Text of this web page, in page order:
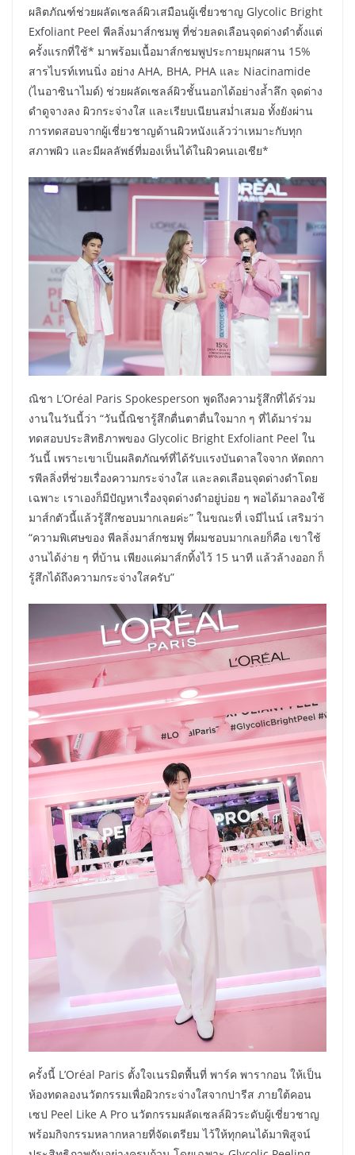
ผลิตภัณฑ์ช่วยผลัดเซลล์ผิวเสมือนผู้เชี่ยวชาญ Glycolic Bright
Exfoliant Peel พีลลิ่งมาส์กชมพู ที่ช่วยลดเลือนจุดด่างดำตั้งแต่
ครั้งแรกที่ใช้* มาพร้อมเนื้อมาส์กชมพูประกายมุกผสาน 15%
สารไบรท์เทนนิ่ง อย่าง AHA, BHA, PHA และ Niacinamide
(ไนอาซินาไมด์) ช่วยผลัดเซลล์ผิวชั้นนอกได้อย่างล้ำลึก จุดด่าง
ดำดูจางลง ผิวกระจ่างใส และเรียบเนียนสม่ำเสมอ ทั้งยังผ่าน
การทดสอบจากผู้เชี่ยวชาญด้านผิวหนังแล้วว่าเหมาะกับทุก
สภาพผิว และมีผลลัพธ์ที่มองเห็นได้ในผิวคนเอเชีย*
ณิชา L’Oréal Paris Spokesperson พูดถึงความรู้สึกที่ได้ร่วม
งานในวันนี้ว่า “วันนี้ณิชารู้สึกตื่นตาตื่นใจมาก ๆ ที่ได้มาร่วม
ทดสอบประสิทธิภาพของ Glycolic Bright Exfoliant Peel ใน
วันนี้ เพราะเขาเป็นผลิตภัณฑ์ที่ได้รับแรงบันดาลใจจาก หัตถกา
รพีลลิ่งที่ช่วยเรื่องความกระจ่างใส และลดเลือนจุดด่างดำโดย
เฉพาะ เราเองก็มีปัญหาเรื่องจุดด่างดำอยู่บ่อย ๆ พอได้มาลองใช้
มาส์กตัวนี้แล้วรู้สึกชอบมากเลยค่ะ” ในขณะที่ เจมีไนน์ เสริมว่า
“ความพิเศษของ พีลลิ่งมาส์กชมพู ที่ผมชอบมากเลยก็คือ เขาใช้
งานได้ง่าย ๆ ที่บ้าน เพียงแค่มาส์กทิ้งไว้ 15 นาที แล้วล้างออก ก็
รู้สึกได้ถึงความกระจ่างใสครับ”
ครั้งนี้ L’Oréal Paris ตั้งใจเนรมิตพื้นที่ พาร์ค พารากอน ให้เป็น
ห้องทดลองนวัตกรรมเพื่อผิวกระจ่างใสจากปารีส ภายใต้คอน
เซป Peel Like A Pro นวัตกรรมผลัดเซลล์ผิวระดับผู้เชี่ยวชาญ
พร้อมกิจกรรมหลากหลายที่จัดเตรียม ไว้ให้ทุกคนได้มาพิสูจน์